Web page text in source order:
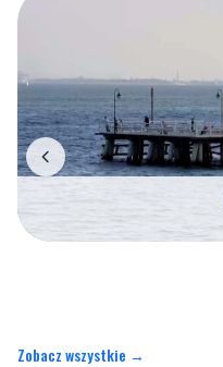
Zobacz wszystkie →